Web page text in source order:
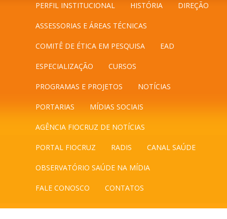
PERFIL INSTITUCIONAL HISTÓRIA DIREÇÃO
ASSESSORIAS E ÁREAS TÉCNICAS
COMITÊ DE ÉTICA EM PESQUISA EAD
ESPECIALIZAÇÃO CURSOS
PROGRAMAS E PROJETOS NOTÍCIAS
PORTARIAS MÍDIAS SOCIAIS
AGÊNCIA FIOCRUZ DE NOTÍCIAS
PORTAL FIOCRUZ RADIS CANAL SAÚDE
OBSERVATÓRIO SAÚDE NA MÍDIA
FALE CONOSCO CONTATOS